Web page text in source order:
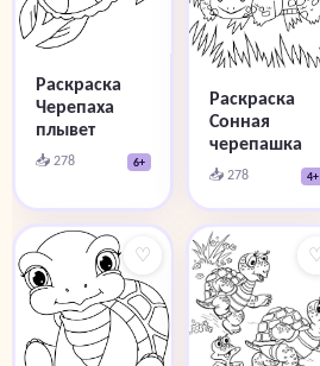
Раскраска
Черепаха
плывет
📥 278 6+
Раскраска
Сонная
черепашка
📥 278 4+
♡